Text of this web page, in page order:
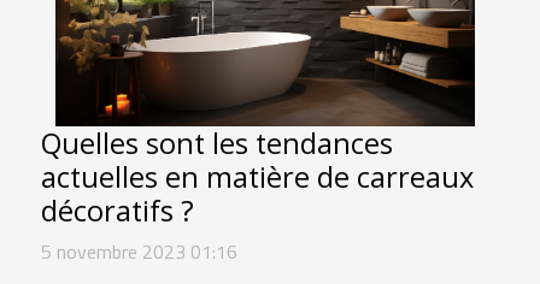
Quelles sont les tendances
actuelles en matière de carreaux
décoratifs ?
5 novembre 2023 01:16